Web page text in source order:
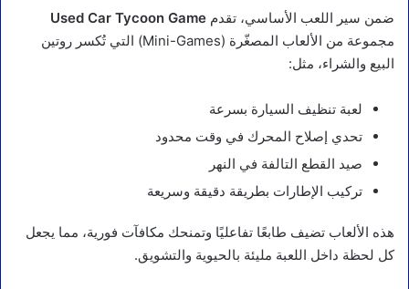
ضمن سير اللعب الأساسي، تقدم Used Car Tycoon Game
مجموعة من الألعاب المصغّرة (Mini-Games) التي تُكسر روتين
البيع والشراء، مثل:
لعبة تنظيف السيارة بسرعة
تحدي إصلاح المحرك في وقت محدود
صيد القطع التالفة في النهر
تركيب الإطارات بطريقة دقيقة وسريعة
هذه الألعاب تضيف طابعًا تفاعليًا وتمنحك مكافآت فورية، مما يجعل
كل لحظة داخل اللعبة مليئة بالحيوية والتشويق.